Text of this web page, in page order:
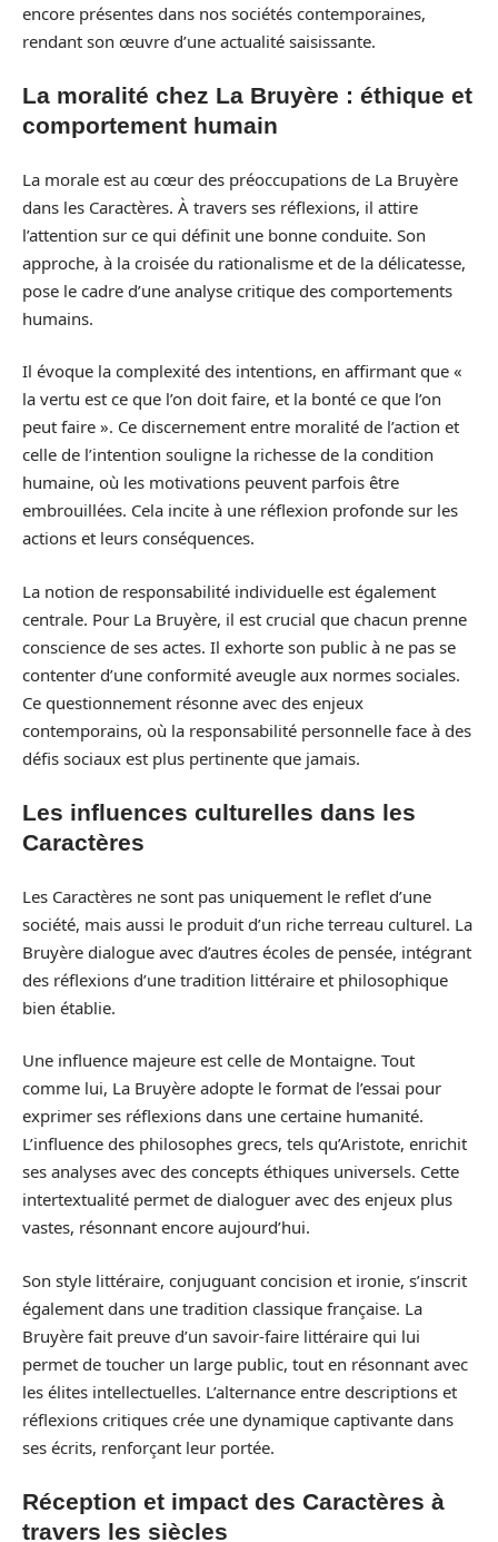
encore présentes dans nos sociétés contemporaines,
rendant son œuvre d’une actualité saisissante.
La moralité chez La Bruyère : éthique et
comportement humain
La morale est au cœur des préoccupations de La Bruyère
dans les Caractères. À travers ses réflexions, il attire
l’attention sur ce qui définit une bonne conduite. Son
approche, à la croisée du rationalisme et de la délicatesse,
pose le cadre d’une analyse critique des comportements
humains.
Il évoque la complexité des intentions, en affirmant que «
la vertu est ce que l’on doit faire, et la bonté ce que l’on
peut faire ». Ce discernement entre moralité de l’action et
celle de l’intention souligne la richesse de la condition
humaine, où les motivations peuvent parfois être
embrouillées. Cela incite à une réflexion profonde sur les
actions et leurs conséquences.
La notion de responsabilité individuelle est également
centrale. Pour La Bruyère, il est crucial que chacun prenne
conscience de ses actes. Il exhorte son public à ne pas se
contenter d’une conformité aveugle aux normes sociales.
Ce questionnement résonne avec des enjeux
contemporains, où la responsabilité personnelle face à des
défis sociaux est plus pertinente que jamais.
Les influences culturelles dans les
Caractères
Les Caractères ne sont pas uniquement le reflet d’une
société, mais aussi le produit d’un riche terreau culturel. La
Bruyère dialogue avec d’autres écoles de pensée, intégrant
des réflexions d’une tradition littéraire et philosophique
bien établie.
Une influence majeure est celle de Montaigne. Tout
comme lui, La Bruyère adopte le format de l’essai pour
exprimer ses réflexions dans une certaine humanité.
L’influence des philosophes grecs, tels qu’Aristote, enrichit
ses analyses avec des concepts éthiques universels. Cette
intertextualité permet de dialoguer avec des enjeux plus
vastes, résonnant encore aujourd’hui.
Son style littéraire, conjuguant concision et ironie, s’inscrit
également dans une tradition classique française. La
Bruyère fait preuve d’un savoir-faire littéraire qui lui
permet de toucher un large public, tout en résonnant avec
les élites intellectuelles. L’alternance entre descriptions et
réflexions critiques crée une dynamique captivante dans
ses écrits, renforçant leur portée.
Réception et impact des Caractères à
travers les siècles